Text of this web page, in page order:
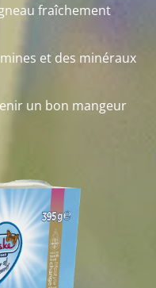
fraîchement
et des minéraux
un bon mangeur